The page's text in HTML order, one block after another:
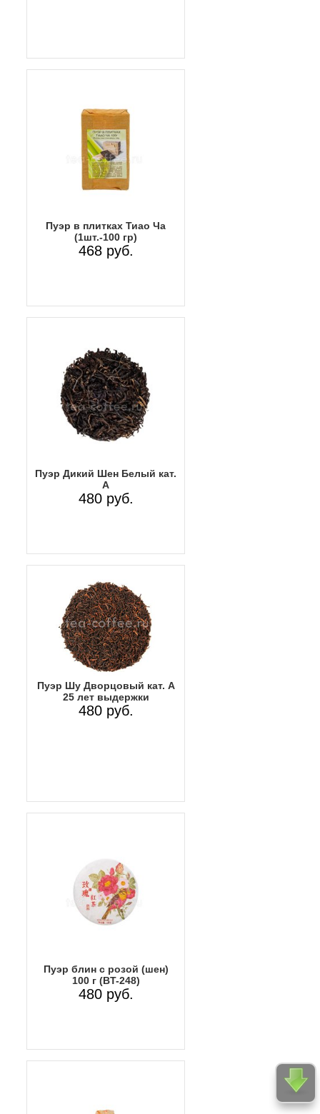
Пуэр в плитках Тиао Ча
(1шт.-100 гр)
468 руб.
Пуэр Дикий Шен Белый кат.
А
480 руб.
Пуэр Шу Дворцовый кат. А
25 лет выдержки
480 руб.
Пуэр блин с розой (шен)
100 г (BT-248)
480 руб.